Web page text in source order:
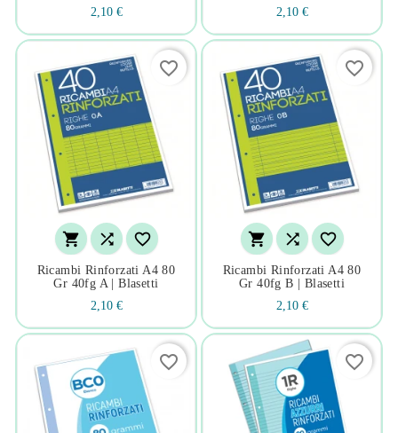
2,10 €
2,10 €
  
Ricambi Rinforzati A4 80
Gr 40fg A | Blasetti
2,10 €
favorite_border
  
Ricambi Rinforzati A4 80
Gr 40fg B | Blasetti
2,10 €
favorite_border
favorite_border favorite_border